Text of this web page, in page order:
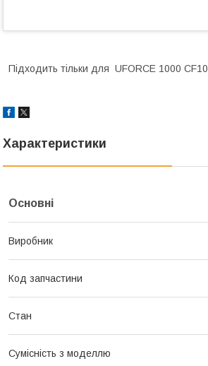
Підходить тільки для UFORCE 1000
Характеристики
Основні
Виробник
Код запчастини
Стан
Сумісність з моделлю